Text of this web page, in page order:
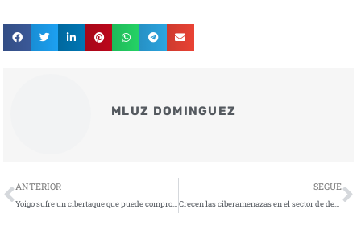
MLUZ DOMINGUEZ
Ant
ANTERIOR
Yoigo sufre un cibertaque que puede comprometer datos de usuarios
SEGUE
Crecen las ciberamenazas en el sector de defensa motivadas por el conflicto Rusia-Ucrania